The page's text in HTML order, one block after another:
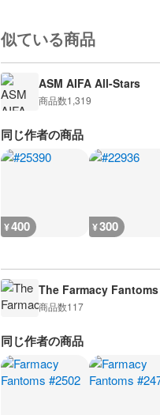
似ている商品
ASM AIFA All-Stars
商品数1,319
同じ作者の商品
¥400 ¥300
The Farmacy Fantoms
商品数117
同じ作者の商品